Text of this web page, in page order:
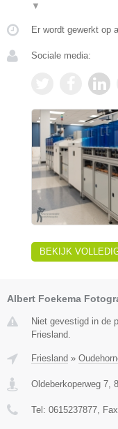
▼
Er wordt gewerkt op
Sociale media:
BEKIJK
Albert Foekema
Niet gevestigd in de
Friesland.
Friesland »
Oldeberkoperweg 7
Tel: 0615237877 ,